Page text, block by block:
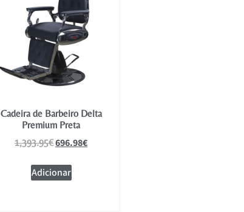
Cadeira de Barbeiro Delta
Premium Preta
1,393.95€696.98€
Adicionar